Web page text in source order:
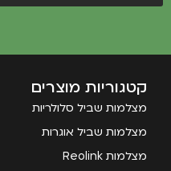
קטגוריות מוצרים
מצלמות שביל סלולריות
מצלמות שביל אוגרות
מצלמות Reolink